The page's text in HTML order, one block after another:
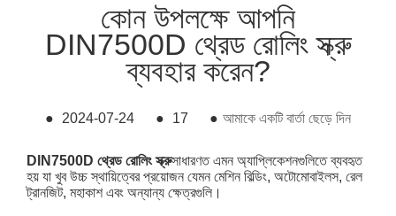
কোন উপলক্ষে আপনি
DIN7500D থ্রেড রোলিং স্ক্রু
ব্যবহার করেন?
● 2024-07-24 ● 17 ● আমাকে একটি বার্তা ছেড়ে দিন
DIN7500D থ্রেড রোলিং স্ক্রুসাধারণত এমন অ্যাপ্লিকেশনগুলিতে ব্যবহৃত
হয় যা খুব উচ্চ স্থায়িত্বের প্রয়োজন যেমন মেশিন বিল্ডিং, অটোমোবাইলস, রেল
ট্রানজিট, মহাকাশ এবং অন্যান্য ক্ষেত্রগুলি।